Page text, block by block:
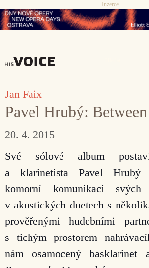
Přeskočit
na
- Inzerce -
Jan Faix
Pavel Hrubý:
20. 4. 2015
Své sólové album
a klarinetista Pavel Hrubý
komorní komunikaci
v akustických duetech s
prověřenými hudebními
s tichým prostorem
nám osamocený basklarinet